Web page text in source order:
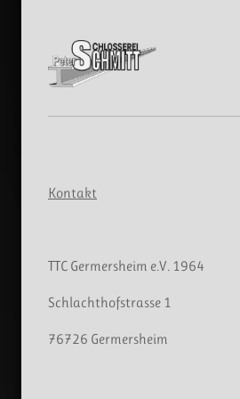
Kontakt
TTC Germersheim e.V. 1964
Schlachthofstrasse 1
76726 Germersheim